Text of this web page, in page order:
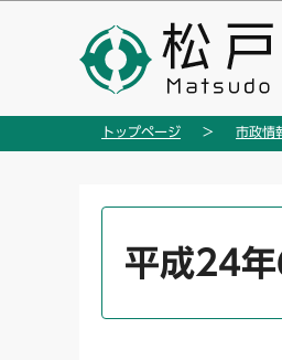
の
トップページ 市政情
平成24年